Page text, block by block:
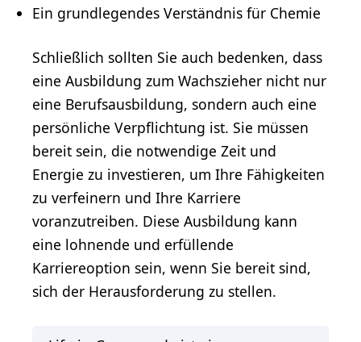
Ein grundlegendes Verständnis für Chemie
Schließlich sollten Sie auch bedenken, dass
eine Ausbildung zum Wachszieher nicht nur
eine Berufsausbildung, sondern auch eine
persönliche Verpflichtung ist. Sie müssen
bereit sein, die notwendige Zeit und
Energie zu investieren, um Ihre Fähigkeiten
zu verfeinern und Ihre Karriere
voranzutreiben. Diese Ausbildung kann
eine lohnende und erfüllende
Karriereoption sein, wenn Sie bereit sind,
sich der Herausforderung zu stellen.